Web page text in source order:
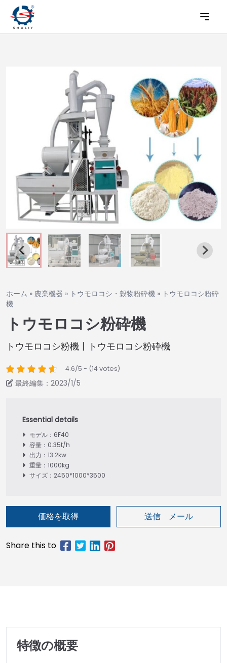
ホーム » 農業機器 » トウモロコシ・穀物粉砕機 » トウモロコシ粉砕
機
トウモロコシ粉砕機
トウモロコシ粉機丨トウモロコシ粉砕機
4.6/5 - (14 votes)
最終編集：2023/1/5
モデル：6F40
容量：0.35t/h
出力：13.2kw
重量：1000kg
サイズ：2450*1000*3500
価格を取得 送信 メール
特徴の概要